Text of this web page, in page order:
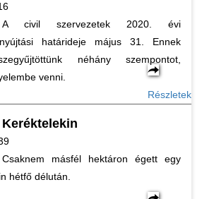
A civil szervezetek 2020. évi
határideje május 31. Ennek
néhány szempontot,
venni.
Részletek
Csaknem másfél hektáron égett egy
hétfő délután.